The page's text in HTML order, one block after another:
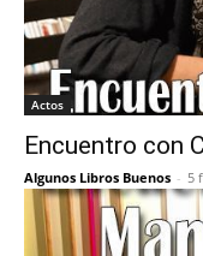
Actos
Encuentro con
Algunos Libros Buenos - 5